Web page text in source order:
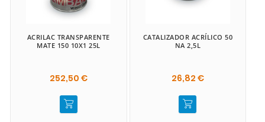
ACRILAC TRANSPARENTE
MATE 150 10X1 25L
252,50 €
CATALIZADOR ACRÍLICO 50
NA 2,5L
26,82 €